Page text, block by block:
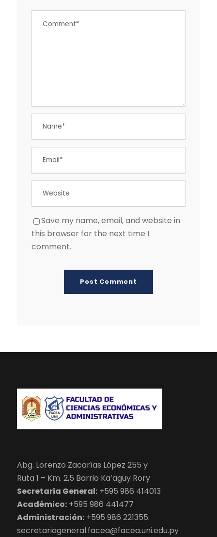
Save my name, email, and website in
this browser for the next time I
comment.
Abg. Lorenzo Zacarías López 255 y
Ruta 1 – Km. 2,5 Barrio Ka’aguy Rory
Secretaria General: +595 986 414013
Académico: +595 986 441477
Administración: +595 986 221355.
secretariageneral.facea@facea.uni.edu.py